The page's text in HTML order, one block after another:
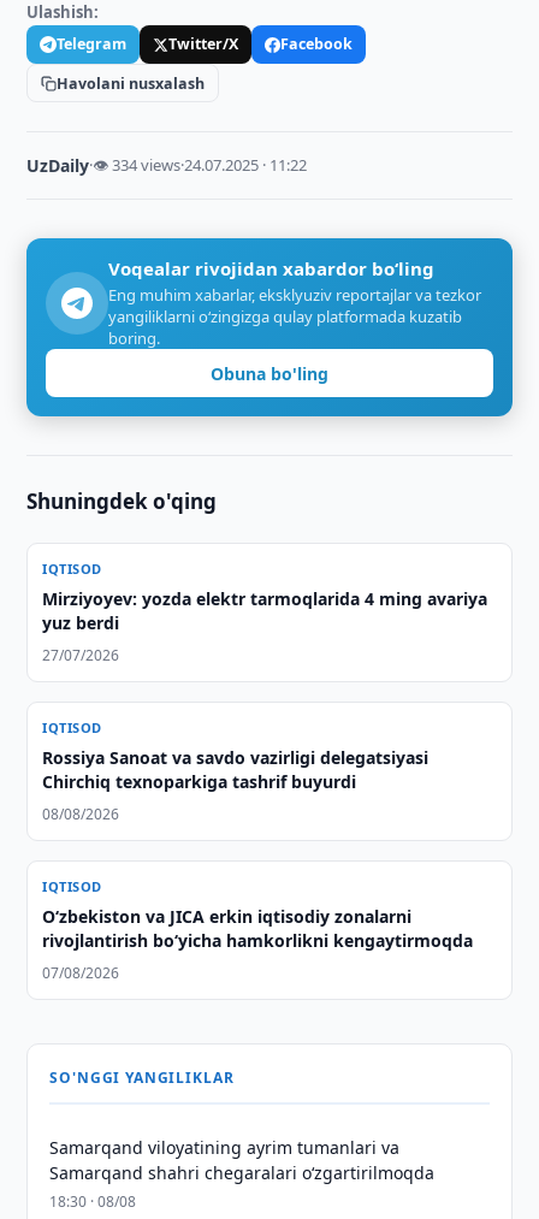
Ulashish:
Telegram Twitter/X
Facebook
Havolani nusxalash
UzDaily·👁 334 views·24.07.2025 · 11:22
Voqealar rivojidan xabardor bo‘ling
Eng muhim xabarlar, eksklyuziv reportajlar va tezkor
yangiliklarni o‘zingizga qulay platformada kuzatib
boring.
Obuna bo'ling
Shuningdek o'qing
IQTISOD
Mirziyoyev: yozda elektr tarmoqlarida 4 ming avariya
yuz berdi
27/07/2026
IQTISOD
Rossiya Sanoat va savdo vazirligi delegatsiyasi
Chirchiq texnoparkiga tashrif buyurdi
08/08/2026
IQTISOD
Oʻzbekiston va JICA erkin iqtisodiy zonalarni
rivojlantirish boʻyicha hamkorlikni kengaytirmoqda
07/08/2026
SO'NGGI YANGILIKLAR
Samarqand viloyatining ayrim tumanlari va
Samarqand shahri chegaralari oʻzgartirilmoqda
18:30 · 08/08